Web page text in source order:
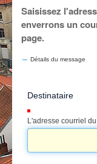
Actualités
E-guichet /
Actualités
Saisissez
enverrons un
page.
Détails du message
Destinataire
L'adresse courriel